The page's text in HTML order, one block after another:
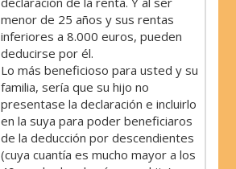
menor de 25 años y sus rentas
inferiores a 8.000 euros, pueden
deducirse por él.
Lo más beneficioso para usted y su
familia, sería que su hijo no
presentase la declaración e incluirlo
en la suya para poder beneficiaros
de la deducción por descendientes
(cuya cuantía es mucho mayor a los